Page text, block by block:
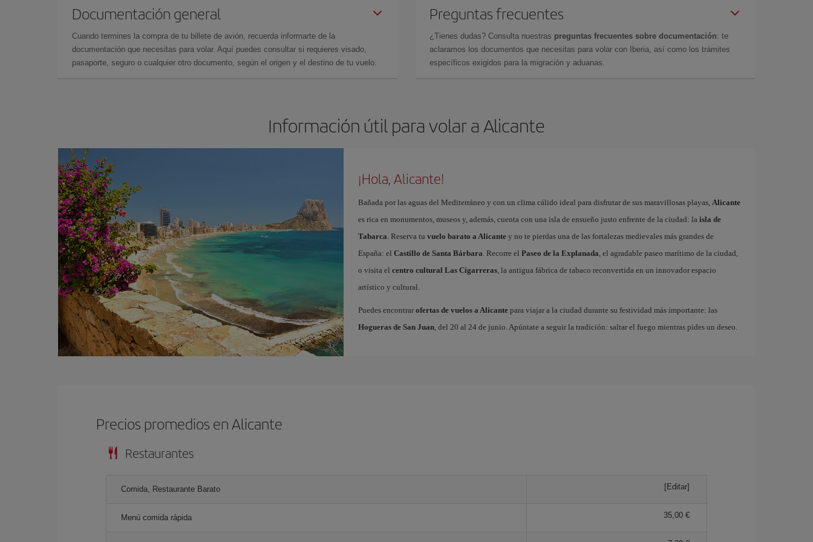
Documentación general
Cuando termines la compra de tu billete de avión, recuerda informarte de la
documentación que necesitas para volar. Aquí puedes consultar si requieres visado,
pasaporte, seguro o cualquier otro documento, según el origen y el destino de tu vuelo.
Preguntas frecuentes
¿Tienes dudas? Consulta nuestras preguntas frecuentes sobre documentación: te
aclaramos los documentos que necesitas para volar con Iberia, así como los trámites
específicos exigidos para la migración y aduanas.
Información útil para volar a Alicante
¡Hola, Alicante!
Bañada por las aguas del Mediterráneo y con un clima cálido ideal para disfrutar de sus maravillosas playas, Alicante
es rica en monumentos, museos y, además, cuenta con una isla de ensueño justo enfrente de la ciudad: la isla de
Tabarca. Reserva tu vuelo barato a Alicantey no te pierdas una de las fortalezas medievales más grandes de
España: el Castillo de Santa Bárbara. Recorre el Paseo de la Explanada, el agradable paseo marítimo de la ciudad,
o visita el centro cultural Las Cigarreras, la antigua fábrica de tabaco reconvertida en un innovador espacio
artístico y cultural.
Puedes encontrar ofertas de vuelos a Alicantepara viajar a la ciudad durante su festividad más importante: las
Hogueras de San Juan, del 20 al 24 de junio. Apúntate a seguir la tradición: saltar el fuego mientras pides un deseo.
Precios promedios en Alicante
Restaurantes
Comida, Restaurante Barato [Editar]
Menú comida rápida 35,00 €